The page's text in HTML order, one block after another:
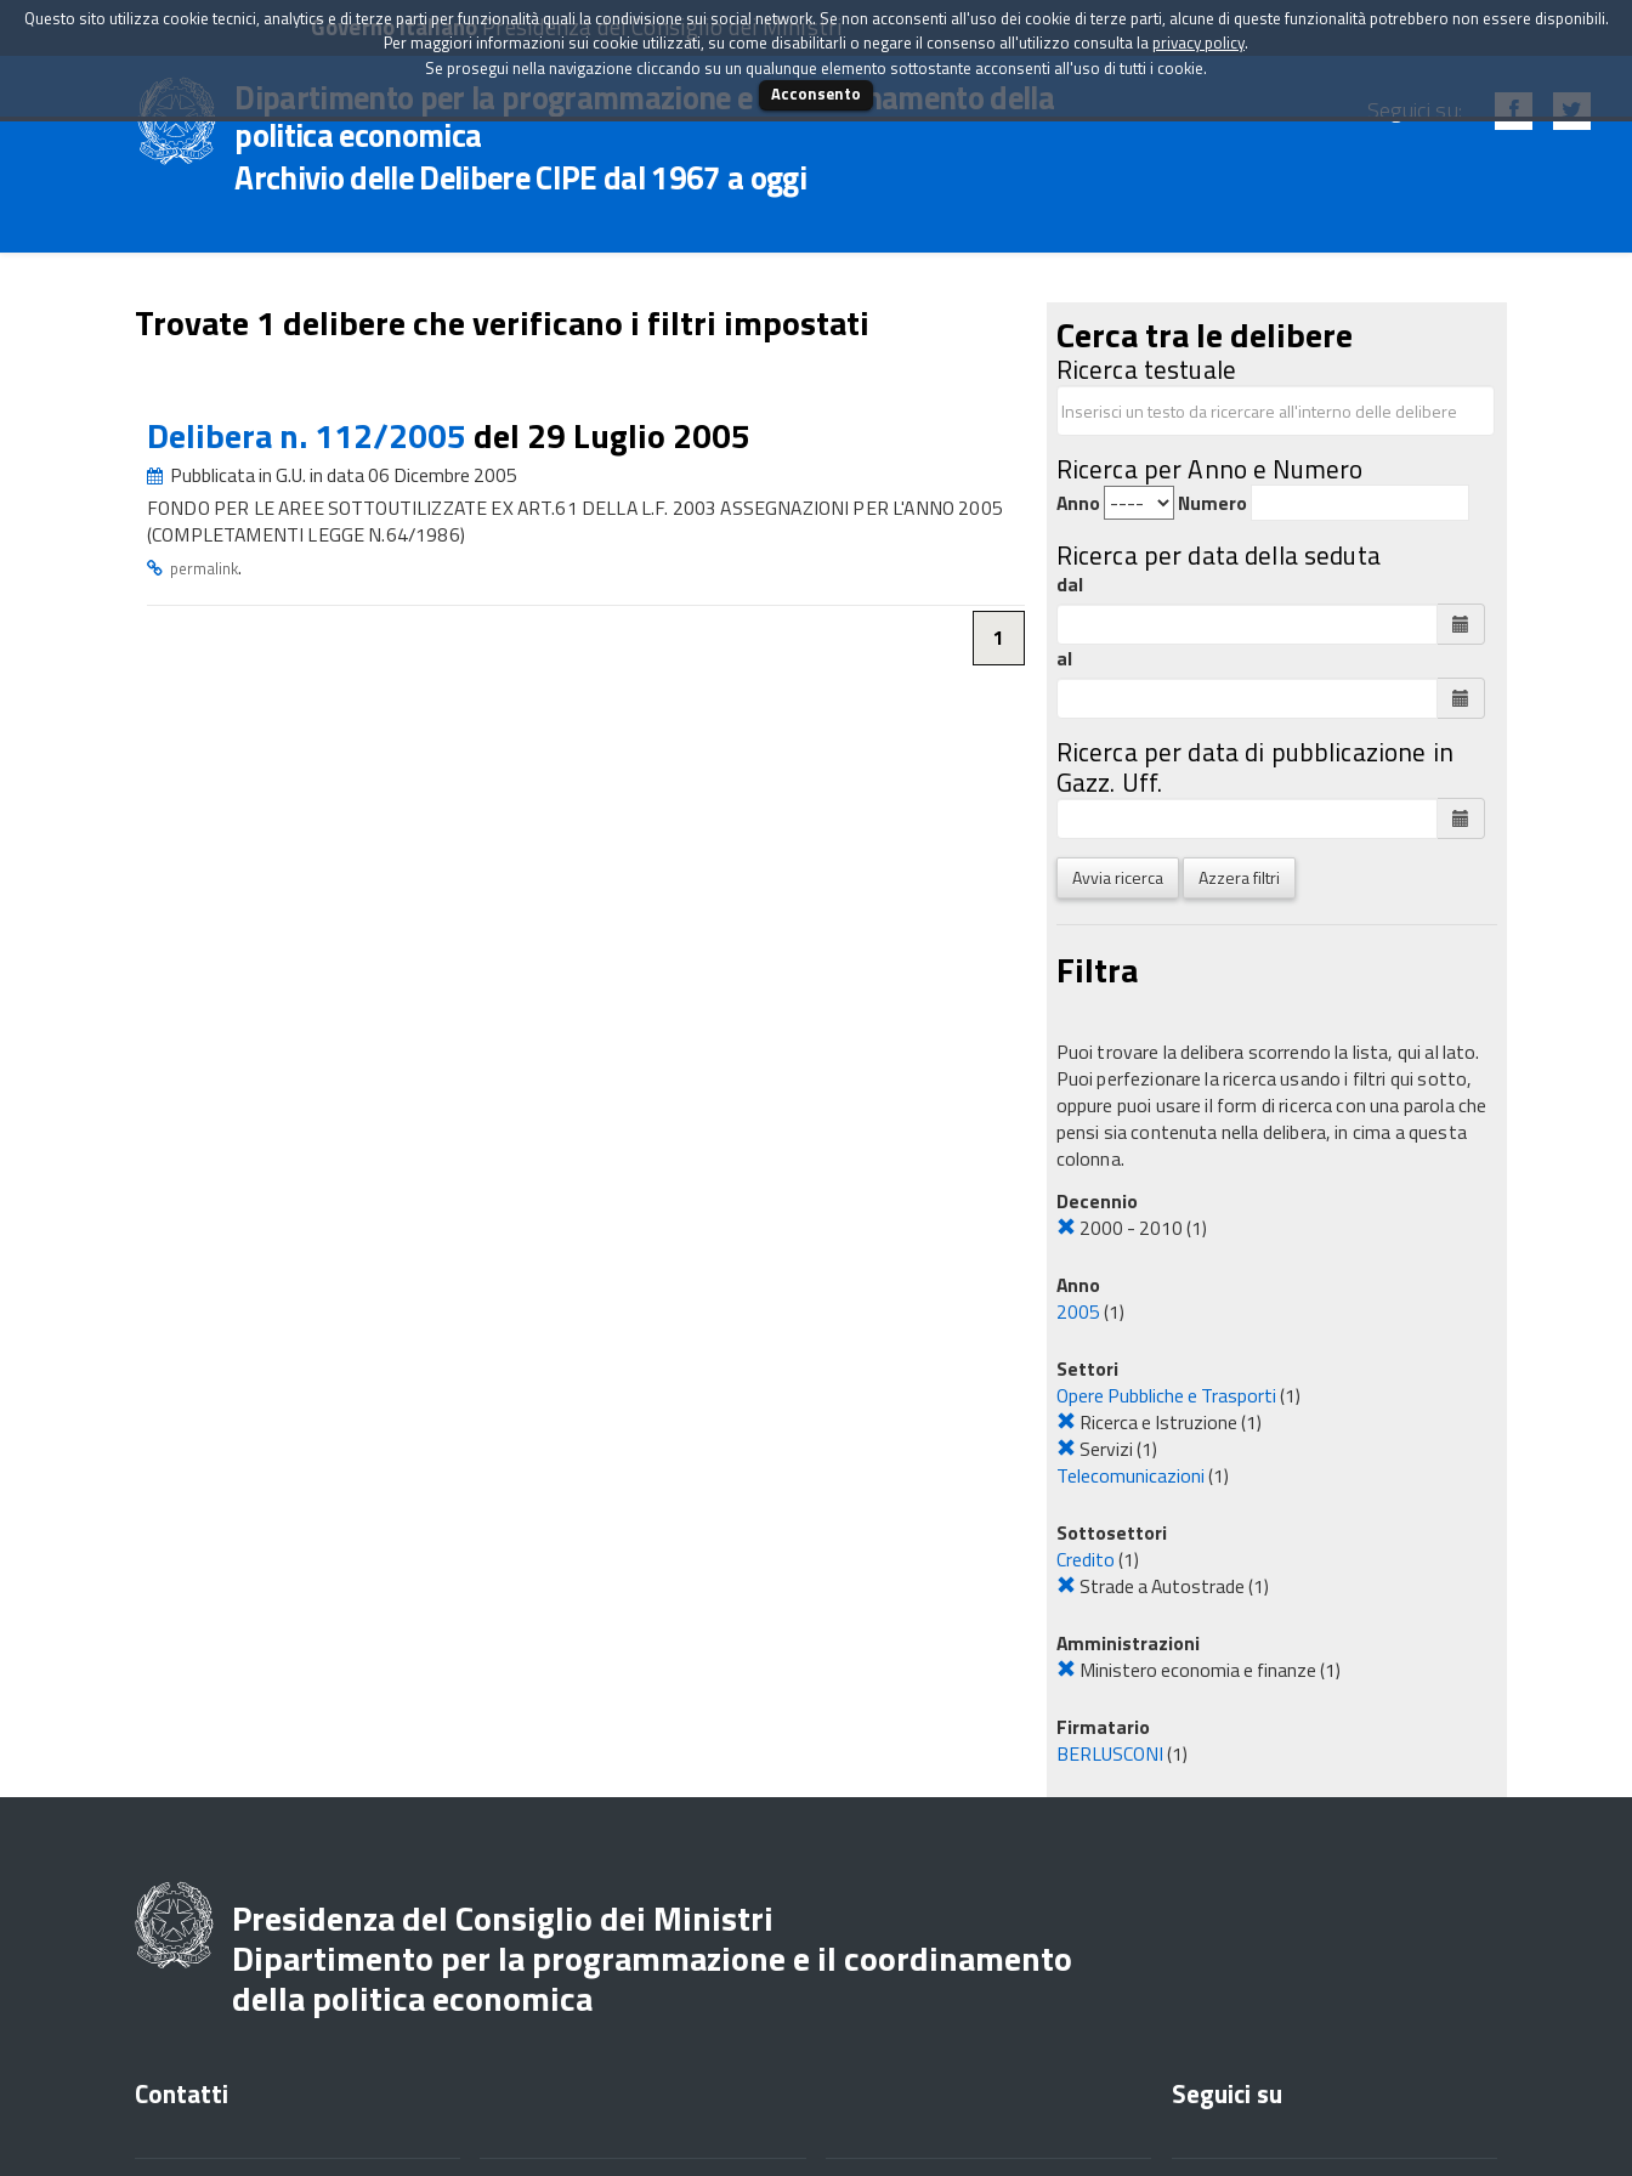
Governo ItalianoPresidenza del Consiglio dei Ministri
Dipartimento per la programmazione e il coordinamento della
politica economica
Archivio delle Delibere CIPE dal 1967 a oggi
Seguici su:
Trovate 1 delibere che verificano i filtri impostati
Delibera n. 112/2005 del 29 Luglio 2005
Pubblicata in G.U. in data 06 Dicembre 2005
FONDO PER LE AREE SOTTOUTILIZZATE EX ART.61 DELLA L.F. 2003 ASSEGNAZIONI PER L'ANNO 2005
(COMPLETAMENTI LEGGE N.64/1986)
permalink.
1
Cerca tra le delibere
Ricerca testuale
Ricerca per Anno e Numero
Anno Numero
Ricerca per data della seduta
dal
al
Ricerca per data di pubblicazione in
Gazz. Uff.
Avvia ricerca Azzera filtri
Filtra
Puoi trovare la delibera scorrendo la lista, qui al lato.
Puoi perfezionare la ricerca usando i filtri qui sotto,
oppure puoi usare il form di ricerca con una parola che
pensi sia contenuta nella delibera, in cima a questa
colonna.
Decennio
2000 - 2010(1)
Anno
2005(1)
Settori
Opere Pubbliche e Trasporti(1)
Ricerca e Istruzione(1)
Servizi(1)
Telecomunicazioni(1)
Sottosettori
Credito(1)
Strade a Autostrade(1)
Amministrazioni
Ministero economia e finanze(1)
Firmatario
BERLUSCONI(1)
Questo sito utilizza cookie tecnici, analytics e di terze parti per funzionalità quali la condivisione sui social network. Se non acconsenti all'uso dei cookie di terze parti, alcune di queste funzionalità potrebbero non essere disponibili.
Per maggiori informazioni sui cookie utilizzati, su come disabilitarli o negare il consenso all'utilizzo consulta la privacy policy.
Se prosegui nella navigazione cliccando su un qualunque elemento sottostante acconsenti all'uso di tutti i cookie.
Acconsento
Presidenza del Consiglio dei Ministri
Dipartimento per la programmazione e il coordinamento
della politica economica
Contatti Seguici su